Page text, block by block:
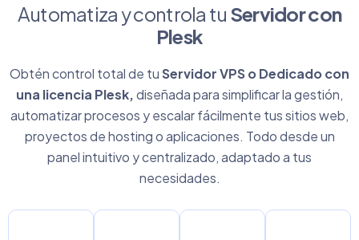
Automatiza y controla tu Servidor con
Plesk
Obtén control total de tuServidor VPS o Dedicado con
una licencia Plesk,diseñada para simplificar la gestión,
automatizar procesos y escalar fácilmente tus sitios web,
proyectos de hosting o aplicaciones. Todo desde un
panel intuitivo y centralizado, adaptado a tus
necesidades.